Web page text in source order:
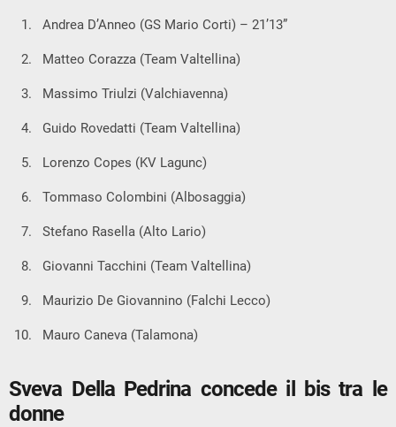
Andrea D’Anneo (GS Mario Corti) – 21’13”
Matteo Corazza (Team Valtellina)
Massimo Triulzi (Valchiavenna)
Guido Rovedatti (Team Valtellina)
Lorenzo Copes (KV Lagunc)
Tommaso Colombini (Albosaggia)
Stefano Rasella (Alto Lario)
Giovanni Tacchini (Team Valtellina)
Maurizio De Giovannino (Falchi Lecco)
Mauro Caneva (Talamona)
Sveva Della Pedrina concede il bis tra le
donne